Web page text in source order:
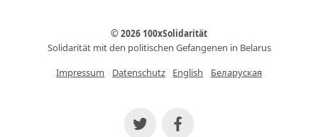
© 2026 100xSolidarität
Solidarität mit den politischen Gefangenen in Belarus
Impressum
Datenschutz English Беларуская